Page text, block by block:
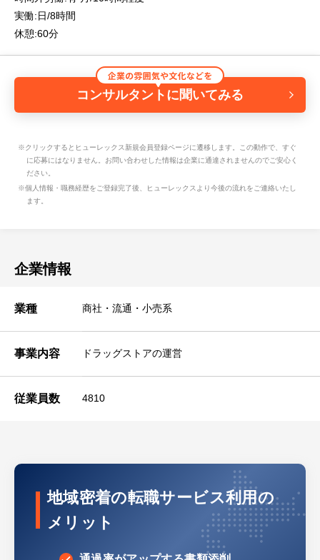
実働:日/8時間
休憩:60分
コンサルタントに聞いてみる
※クリックするとヒューレックス新規会員登録ページに遷移します。この動作で、すぐ
に応募にはなりません。お問い合わせした情報は企業に通達されませんのでご安心く
ださい。
※個人情報・職務経歴をご登録完了後、ヒューレックスより今後の流れをご連絡いたし
ます。
企業情報
業種 商社・流通・小売系
事業内容 ドラッグストアの運営
従業員数 4810
地域密着の転職サービス利用の
メリット